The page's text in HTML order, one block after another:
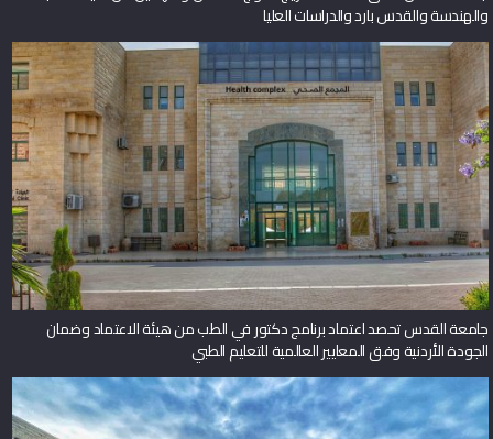
والهندسة والقدس بارد والدراسات العليا
جامعة القدس تحصد اعتماد برنامج دكتور في الطب من هيئة الاعتماد وضمان
الجودة الأردنية وفق المعايير العالمية للتعليم الطبي